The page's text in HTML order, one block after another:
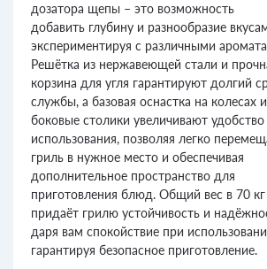
дозатора щепы – это возможность
добавить глубину и разнообразие
экспериментируя с различными
Решётка из нержавеющей стали и
корзина для угля гарантируют долгий
службы, а базовая оснастка на колесах и
боковые столики увеличивают удобство
использования, позволяя легко
гриль в нужное место и обеспечивая
дополнительное пространство для
приготовления блюд. Общий вес в 70 кг
придаёт грилю устойчивость и
даря вам спокойствие при
гарантируя безопасное приготовление.